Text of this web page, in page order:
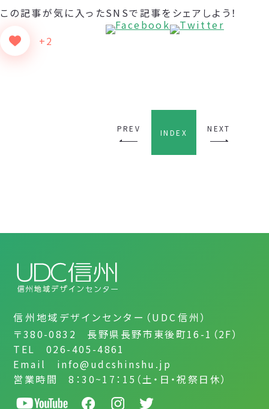
この記事が気に入った
+2
SNSで記事をシェアしよう！
PREV INDEX NEXT
信州地域デザインセンター（UDC信州）
〒380-0832 長野県長野市東後町16-1（2F）
TEL 026-405-4861
Email info@udcshinshu.jp
営業時間 8：30~17：15（土・日・祝祭日休）